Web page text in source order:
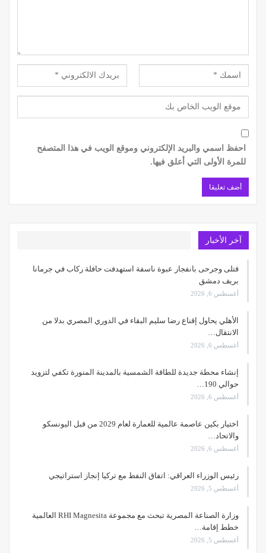
احفظ اسمي والبريد الإلكتروني وموقع الويب في هذا المتصفح
للمرة الأولى التي أعلق فيها.
آخر الأخبار
قتلى وجرحى بانفجار عبوة ناسفة استهدفت حافلة ركاب في جرمانا
بريف دمشق
أغسطس 6, 2026
الأهلي يحاول إقناع رضا سليم البقاء في الدوري المصري بدلا من
الانتقال…
أغسطس 6, 2026
إنشاء محطة جديدة للطاقة الشمسية بالمدينة المنورة تكفي لتزويد
حوالي 190…
أغسطس 6, 2026
اختيار بكين عاصمة عالمية للعمارة لعام 2029 من قبل اليونسكو
والاتحاد…
أغسطس 6, 2026
رئيس الوزراء العراقي: اتفاق النفط مع تركيا إنجاز استراتيجي
أغسطس 5, 2026
وزارة الصناعة المصرية تبحث مع مجموعة RHI Magnesita العالمية
خطط إقامة…
أغسطس 5, 2026